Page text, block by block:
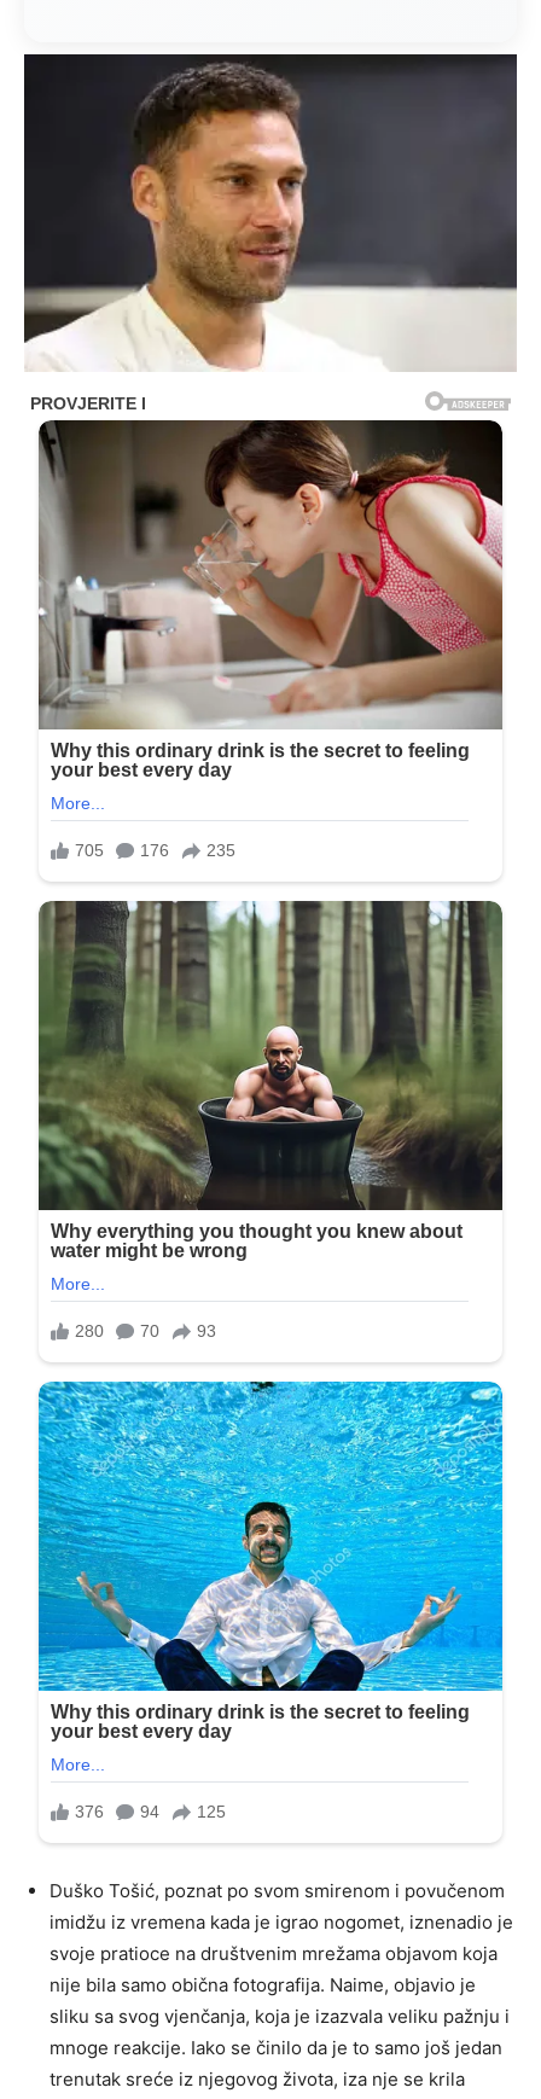
Duško Tošić, poznat po svom smirenom i povučenom
imidžu iz vremena kada je igrao nogomet, iznenadio je
svoje pratioce na društvenim mrežama objavom koja
nije bila samo obična fotografija. Naime, objavio je
sliku sa svog vjenčanja, koja je izazvala veliku pažnju i
mnoge reakcije. Iako se činilo da je to samo još jedan
trenutak sreće iz njegovog života, iza nje se krila